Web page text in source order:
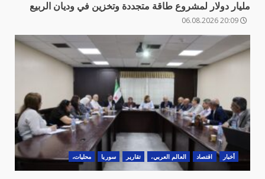
مليار دولار لمشروع طاقة متجددة وتخزين في وديان الربيع
أخبار اقتصاد العالم العربي، تقارير سوريا محليات،